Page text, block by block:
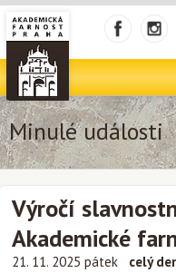
Minulé události
Výročí
Akademické
21. 11. 2025 pátek celý